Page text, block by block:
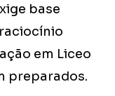
base
em Liceo
preparados.